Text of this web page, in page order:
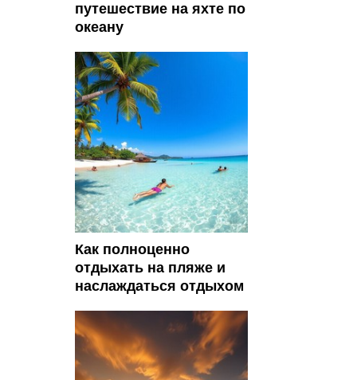
путешествие на яхте по
океану
Как полноценно
отдыхать на пляже и
наслаждаться отдыхом